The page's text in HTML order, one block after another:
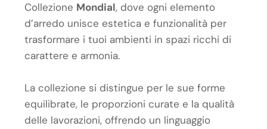
Collezione Mondial, dove ogni elemento
d’arredo unisce estetica e funzionalità per
trasformare i tuoi ambienti in spazi ricchi di
carattere e armonia.
La collezione si distingue per le sue forme
equilibrate, le proporzioni curate e la qualità
delle lavorazioni, offrendo un linguaggio